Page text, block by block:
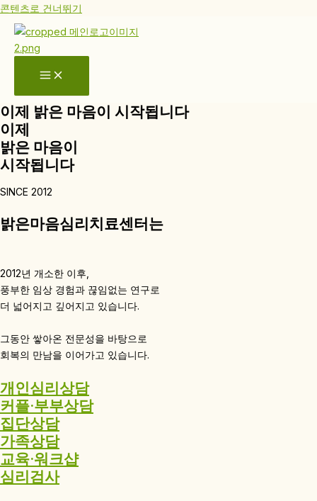
콘텐츠로 건너뛰기
이제 밝은 마음이 시작됩니다
이제
밝은 마음이
시작됩니다
SINCE 2012
밝은마음심리치료센터는
2012년 개소한 이후,
풍부한 임상 경험과 끊임없는 연구로
더 넓어지고 깊어지고 있습니다.
그동안 쌓아온 전문성을 바탕으로
회복의 만남을 이어가고 있습니다.
개인심리상담
커플·부부상담
집단상담
가족상담
교육·워크샵
심리검사